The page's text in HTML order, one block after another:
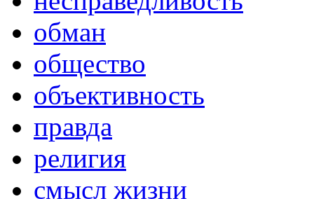
обман
общество
объективность
правда
религия
смысл жизни